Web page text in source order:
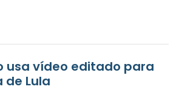
usa vídeo editado para
Lula